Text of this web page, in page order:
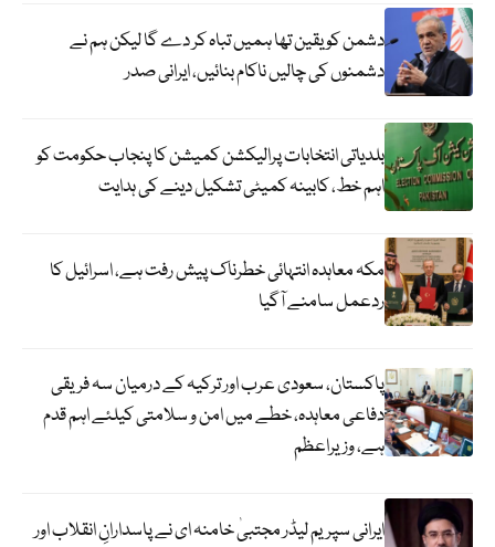
دشمن کو یقین تھا ہمیں تباہ کر دے گا لیکن ہم نے
دشمنوں کی چالیں ناکام بنائیں، ایرانی صدر
بلدیاتی انتخابات پرالیکشن کمیشن کا پنجاب حکومت کو
اہم خط، کابینہ کمیٹی تشکیل دینے کی ہدایت
مکہ معاہدہ انتہائی خطرناک پیش رفت ہے، اسرائیل کا
ردعمل سامنے آگیا
پاکستان، سعودی عرب اور ترکیہ کے درمیان سہ فریقی
دفاعی معاہدہ، خطے میں امن و سلامتی کیلئے اہم قدم
ہے، وزیراعظم
ایرانی سپریم لیڈر مجتبیٰ خامنہ ای نے پاسدارانِ انقلاب اور